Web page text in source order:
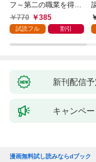
フ～第二の職業を得
て、世界最強になりま
した～ 1巻
770 385
試読フル 割引
新刊配信予
キャンペー
漫画無料試し読みならdブック